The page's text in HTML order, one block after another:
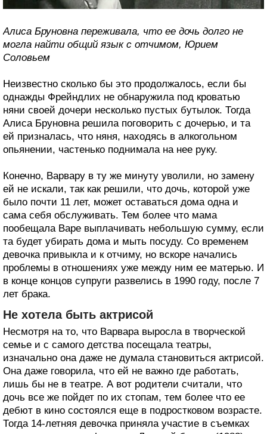
Алиса Бруновна переживала, что ее дочь долго не
могла найти общий язык с отчимом, Юрием
Соловьем
Неизвестно сколько бы это продолжалось, если бы
однажды Фрейндлих не обнаружила под кроватью
няни своей дочери несколько пустых бутылок. Тогда
Алиса Бруновна решила поговорить с дочерью, и та
ей призналась, что няня, находясь в алкогольном
опьянении, частенько поднимала на нее руку.
Конечно, Варвару в ту же минуту уволили, но замену
ей не искали, так как решили, что дочь, которой уже
было почти 11 лет, может оставаться дома одна и
сама себя обслуживать. Тем более что мама
пообещала Варе выплачивать небольшую сумму, если
та будет убирать дома и мыть посуду. Со временем
девочка привыкла и к отчиму, но вскоре начались
проблемы в отношениях уже между ним ее матерью. И
в конце концов супруги развелись в 1990 году, после 7
лет брака.
Не хотела быть актрисой
Несмотря на то, что Варвара выросла в творческой
семье и с самого детства посещала театры,
изначально она даже не думала становиться актрисой.
Она даже говорила, что ей не важно где работать,
лишь бы не в театре. А вот родители считали, что
дочь все же пойдет по их стопам, тем более что ее
дебют в кино состоялся еще в подростковом возрасте.
Тогда 14-летняя девочка приняла участие в съемках